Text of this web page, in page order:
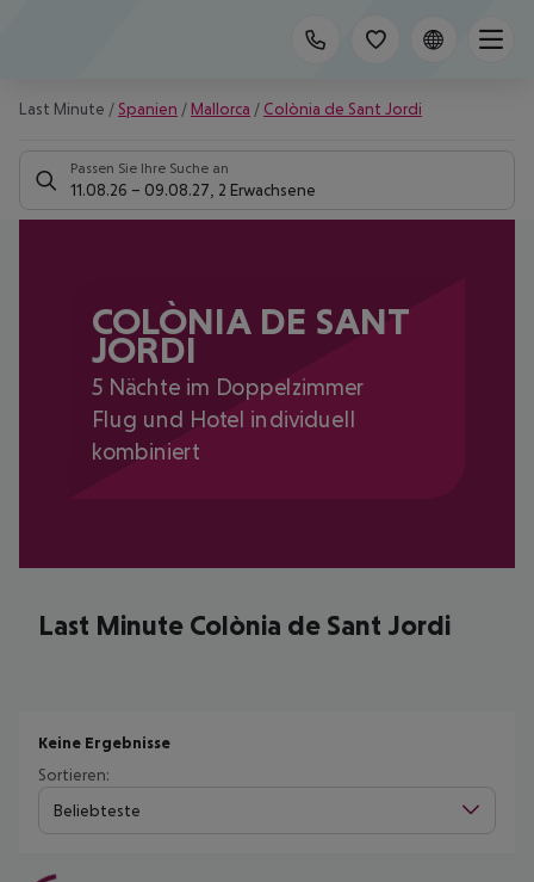
Last Minute / Spanien / Mallorca / Colònia de Sant Jordi
Passen Sie Ihre Suche an
11.08.26 – 09.08.27 2 Erwachsene
COLÒNIA DE SANT
JORDI
5 Nächte im Doppelzimmer
Flug und Hotel individuell
kombiniert
Last Minute Colònia de Sant Jordi
Keine Ergebnisse
Sortieren:
Beliebteste